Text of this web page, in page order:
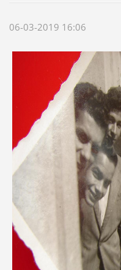
06-03-2019 16:06